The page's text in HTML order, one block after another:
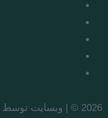
2026 © | وبسایت توسط